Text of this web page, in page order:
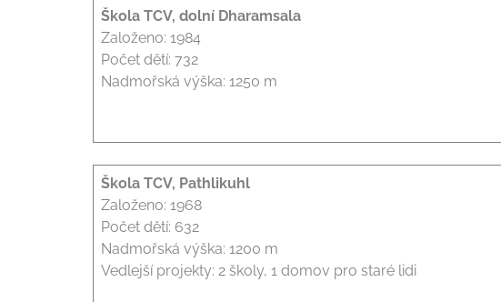
Škola TCV, dolní Dharamsala
Založeno: 1984
Počet dětí: 732
Nadmořská výška: 1250 m
Škola TCV, Pathlikuhl
Založeno: 1968
Počet dětí: 632
Nadmořská výška: 1200 m
Vedlejší projekty: 2 školy, 1 domov pro staré lidi